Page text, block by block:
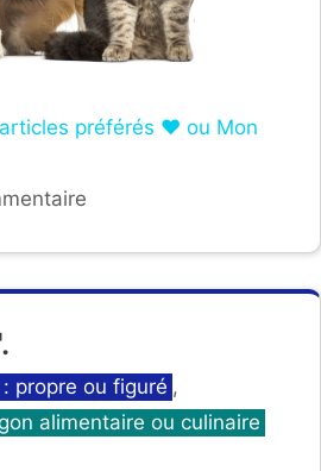
préférés ❤ ou Mon
propre ou figuré ,
alimentaire ou culinaire